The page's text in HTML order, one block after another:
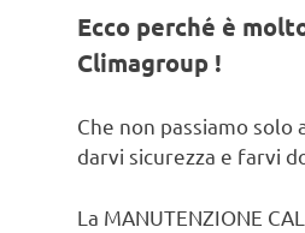
Ecco perché è
Climagroup !
Che non passiamo
darvi sicurezza e farvi
La MANUTENZIONE